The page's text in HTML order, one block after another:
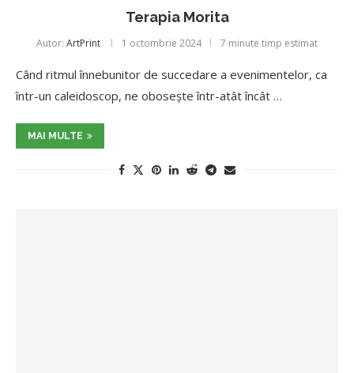
Terapia Morita
Autor: ArtPrint 1 octombrie 2024 7 minute timp estimat
Când ritmul înnebunitor de succedare a evenimentelor, ca
într-un caleidoscop, ne oboseşte într-atât încât …
MAI MULTE